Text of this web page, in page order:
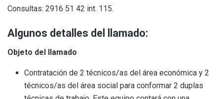
Consultas: 2916 51 42 int. 115.
Algunos detalles del llamado:
Objeto del llamado
Contratación de 2 técnicos/as del área económica y 2
técnicos/as del área social para conformar 2 duplas